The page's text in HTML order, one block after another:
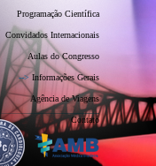
Programação Científica
Convidados Internacionais
Aulas do Congresso
-->Informações Gerais
Agência de Viagens
Contato